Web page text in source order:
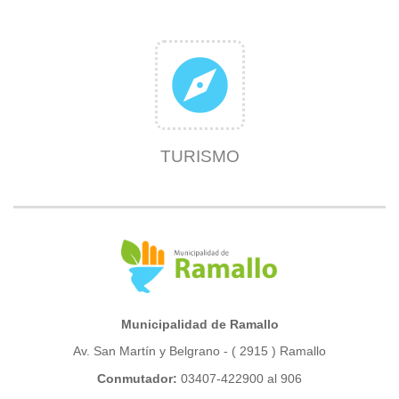
explore
TURISMO
Municipalidad de Ramallo
Av. San Martín y Belgrano - ( 2915 ) Ramallo
Conmutador: 03407-422900 al 906